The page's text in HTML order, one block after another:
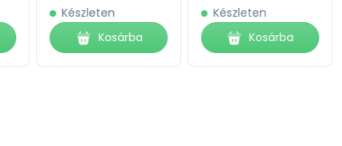
Készleten
Kosárba
Készleten
Kosárba